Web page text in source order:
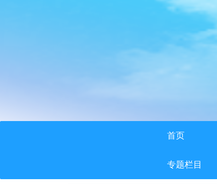
首页
专题栏目